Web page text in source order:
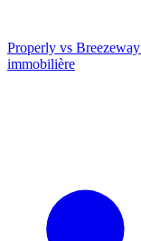
Properly vs Breezeway
immobilière